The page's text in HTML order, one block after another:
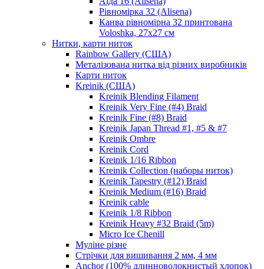
Рівномірка 32 (Alisena)
Канва рівномірна 32 принтована
Voloshka, 27х27 см
Нитки, карти ниток
Rainbow Gallery (США)
Металізована нитка від різних виробників
Карти ниток
Kreinik (США)
Kreinik Blending Filament
Kreinik Very Fine (#4) Braid
Kreinik Fine (#8) Braid
Kreinik Japan Thread #1, #5 & #7
Kreinik Ombre
Kreinik Cord
Kreinik 1/16 Ribbon
Kreinik Collection (наборы ниток)
Kreinik Tapestry (#12) Braid
Kreinik Medium (#16) Braid
Kreinik cable
Kreinik 1/8 Ribbon
Kreinik Heavy #32 Braid (5m)
Micro Ice Chenill
Муліне різне
Стрічки для вишивання 2 мм, 4 мм
Anchor (100% длинноволокнистый хлопок)